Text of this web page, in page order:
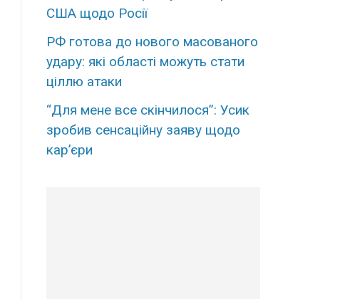
США щодо Росії
РФ готова до нового масованого
удару: які області можуть стати
ціллю атаки
“Для мене все скінчилося”: Усик
зробив сенсаційну заяву щодо
кар’єри